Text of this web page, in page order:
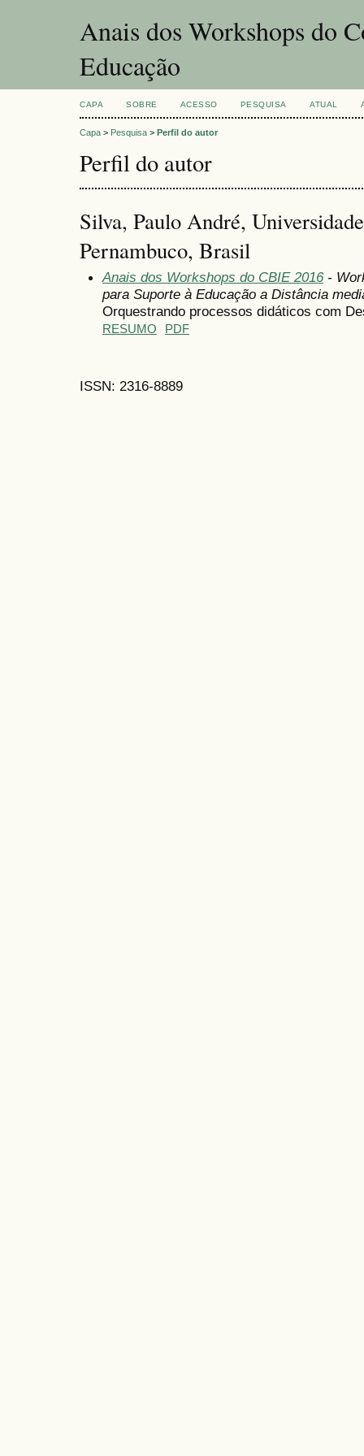
Anais dos Workshops do
Educação
CAPA SOBRE ACESSO PESQUISA ATUAL
Capa > Pesquisa > Perfil do autor
Perfil do autor
Silva, Paulo André,
Pernambuco, Brasil
Anais dos Workshops do CBIE 2016-
para Suporte à Educação a Distância
Orquestrando processos didáticos com
RESUMO PDF
ISSN: 2316-8889